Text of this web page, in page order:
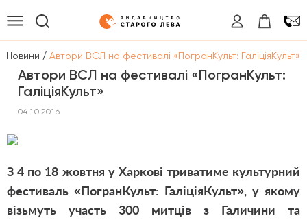
Новини / Автори ВСЛ на фестивалі «ПогранКульт: ГаліціяКульт»
Автори ВСЛ на фестивалі «ПогранКульт:
ГаліціяКульт»
04.10.2016
З 4 по 18 жовтня у Харкові триватиме культурний
фестиваль «ПогранКульт: ГаліціяКульт», у якому
візьмуть участь 300 митців з Галичини та